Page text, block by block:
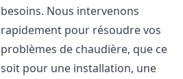
besoins. Nous intervenons
rapidement pour résoudre vos
problèmes de chaudière, que ce
soit pour une installation, une